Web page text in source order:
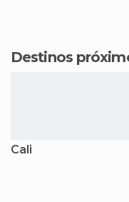
Destinos
Cali